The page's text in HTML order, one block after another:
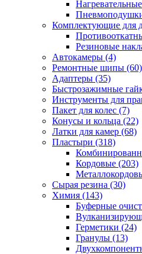
Комплектующие для
Резиновые
Автокамеры (4)
Ремонтные шипы (60)
Адаптеры (35)
Быстрозажимные
Инструменты для
Пакет для колес (7)
Конусы и кольца (22)
Латки для камер (68)
Пластыри (318)
Кордовые (203)
Сырая резина (30)
Химия (143)
Буферные
Герметики (24)
Гранулы (13)